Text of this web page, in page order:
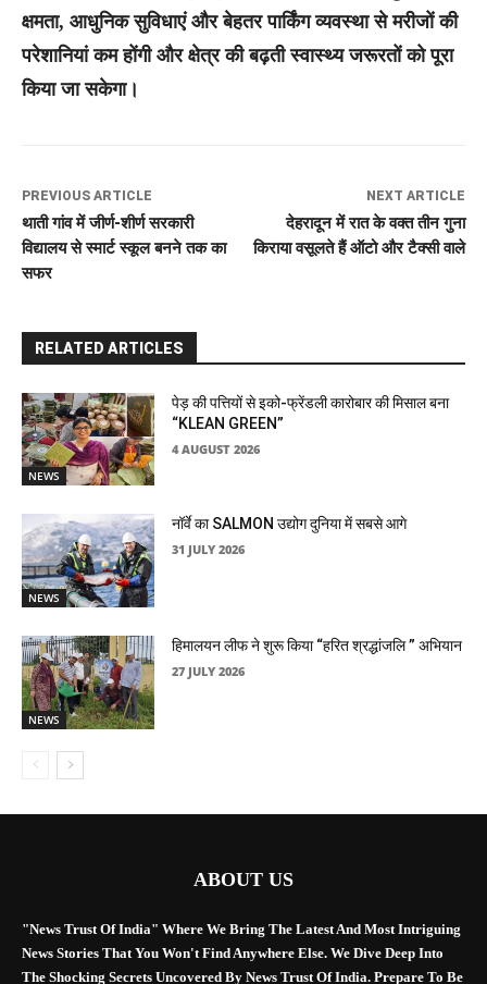
क्षमता, आधुनिक सुविधाएं और बेहतर पार्किंग व्यवस्था से मरीजों की
परेशानियां कम होंगी और क्षेत्र की बढ़ती स्वास्थ्य जरूरतों को पूरा
किया जा सकेगा।
PREVIOUS ARTICLE
थाती गांव में जीर्ण-शीर्ण सरकारी
विद्यालय से स्मार्ट स्कूल बनने तक का
सफर
NEXT ARTICLE
देहरादून में रात के वक्त तीन गुना
किराया वसूलते हैं ऑटो और टैक्सी वाले
RELATED ARTICLES
NEWS
पेड़ की पत्तियों से इको-फ्रेंडली कारोबार की मिसाल बना
“KLEAN GREEN”
4 AUGUST 2026
NEWS
नॉर्वे का SALMON उद्योग दुनिया में सबसे आगे
31 JULY 2026
NEWS
हिमालयन लीफ ने शुरू किया “हरित श्रद्धांजलि ” अभियान
27 JULY 2026
ABOUT US
"News Trust Of India" Where We Bring The Latest And Most Intriguing
News Stories That You Won't Find Anywhere Else. We Dive Deep Into
The Shocking Secrets Uncovered By News Trust Of India. Prepare To Be